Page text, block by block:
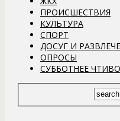
ПРОИСШЕСТВИЯ
КУЛЬТУРА
СПОРТ
ДОСУГ И
ОПРОСЫ
СУББОТНЕЕ ЧТИВО